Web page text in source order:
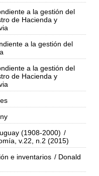
a la gestión del
de Hacienda y
a la gestión del
a la gestión del
de Hacienda y
(1908-2000) /
v.22, n.2 (2015)
e inventarios / Donald